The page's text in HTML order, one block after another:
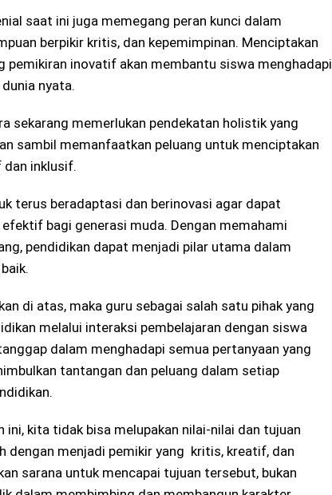
saat ini juga memegang peran kunci dalam
berpikir kritis, dan kepemimpinan. Menciptakan
pemikiran inovatif akan membantu siswa menghadapi
nyata.
sekarang memerlukan pendekatan holistik yang
sambil memanfaatkan peluang untuk menciptakan
dan inklusif.
terus beradaptasi dan berinovasi agar dapat
bagi generasi muda. Dengan memahami
pendidikan dapat menjadi pilar utama dalam
di atas, maka guru sebagai salah satu pihak yang
melalui interaksi pembelajaran dengan siswa
dalam menghadapi semua pertanyaan yang
tantangan dan peluang dalam setiap
ini, kita tidak bisa melupakan nilai-nilai dan tujuan
dengan menjadi pemikir yang kritis, kreatif, dan
sarana untuk mencapai tujuan tersebut, bukan